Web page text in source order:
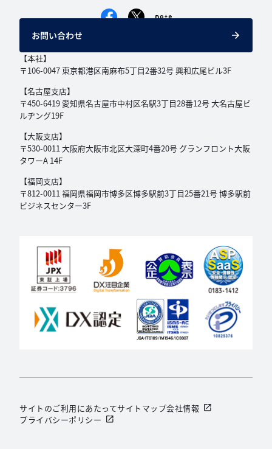
【本社】
〒106-0047 東京都港区南麻布5丁目2番32号興和広尾ビル3F
【名古屋支店】
〒450-6419 愛知県名古屋市中村区名駅3丁目28番12号 大名古屋ビ
ルヂング19F
【大阪支店】
〒530-0011 大阪府大阪市北区大深町4番20号 グランフロント大阪
タワーA 14F
【福岡支店】
〒812-0011 福岡県福岡市博多区博多駅前3丁目25番21号 博多駅前
ビジネスセンター3F
お問い合わせ
サイトのご利用にあたってサイトマップ会社情報
プライバシーポリシー